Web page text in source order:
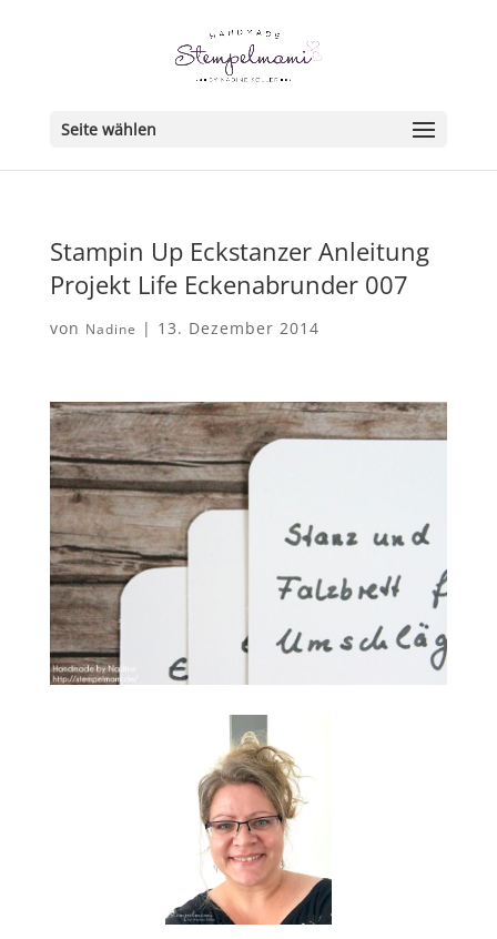
Seite wählen
Stampin Up Eckstanzer Anleitung
Projekt Life Eckenabrunder 007
von Nadine | 13. Dezember 2014